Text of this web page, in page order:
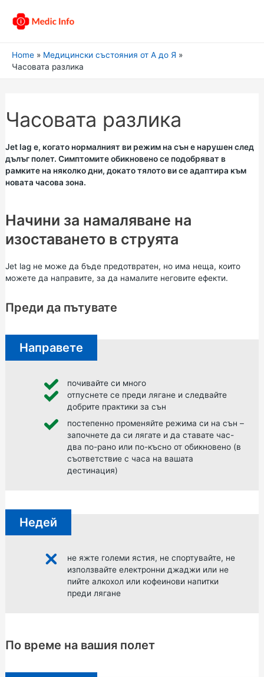
Home
Медицински състояния от А до Я
Часовата разлика
Часовата разлика
Jet lag е, когато нормалният ви режим на сън е нарушен след
дълъг полет. Симптомите обикновено се подобряват в
рамките на няколко дни, докато тялото ви се адаптира към
новата часова зона.
Начини за намаляване на
изоставането в струята
Jet lag не може да бъде предотвратен, но има неща, които
можете да направите, за да намалите неговите ефекти.
Преди да пътувате
Направете
почивайте си много
отпуснете се преди лягане и следвайте
добрите практики за сън
постепенно променяйте режима си на сън –
започнете да си лягате и да ставате час-
два по-рано или по-късно от обикновено (в
съответствие с часа на вашата
дестинация)
Недей
не яжте големи ястия, не спортувайте, не
използвайте електронни джаджи или не
пийте алкохол или кофеинови напитки
преди лягане
По време на вашия полет